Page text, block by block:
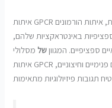
איתות GPCR מעורב בתפקודים מגוונים כגון תפיסה חושית, איתות הורמונים
באינטראקציות שלהם,
ספציפיים. המגווןשל מסלולי
איתות GPCR מאפשר לתאים להגיב למגוון רחב של גירויים פנימיים וחיצוניים,